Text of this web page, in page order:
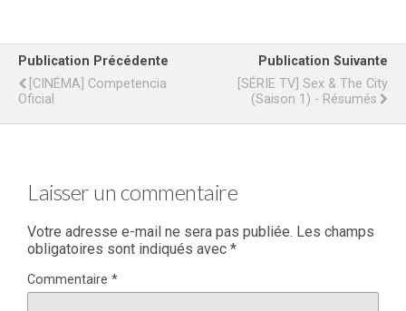
Publication Précédente
[CINÉMA] Competencia
Oficial
Publication Suivante
[SÉRIE TV] Sex & The City
(saison 1) - Résumés
Laisser un commentaire
Votre adresse e-mail ne sera pas publiée. Les champs
obligatoires sont indiqués avec *
Commentaire *